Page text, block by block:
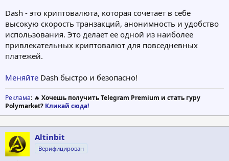
Dash - это криптовалюта, которая сочетает в себе
высокую скорость транзакций, анонимность и удобство
использования. Это делает ее одной из наиболее
привлекательных криптовалют для повседневных
платежей.
Меняйте Dash быстро и безопасно!
Реклама: 🔥 Хочешь получить Telegram Premium и стать гуру
Polymarket? Кликай сюда!
Altinbit
Верифицирован